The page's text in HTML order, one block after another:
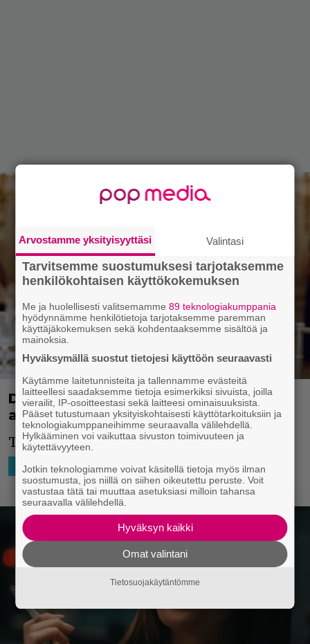
Dakota Johnson on seuraavaksi
androidi – uutta scifiä tulossa
Tämähän on lupaava uusi elokuva.
HOLLYWOOD 11.11.2025 18:33 Niko Ikonen
Arvostamme yksityisyyttäsi Valintasi
Tarvitsemme suostumuksesi tarjotaksemme
henkilökohtaisen käyttökokemuksen
Me ja huolellisesti valitsemamme89 teknologiakumppania
hyödynnämme henkilötietoja tarjotaksemme paremman
käyttäjäkokemuksen sekä kohdentaaksemme sisältöä ja
mainoksia.
Hyväksymällä suostut tietojesi käyttöön seuraavasti
Käytämme laitetunnisteita ja tallennamme evästeitä
laitteellesi saadaksemme tietoja esimerkiksi sivuista, joilla
vierailit, IP-osoitteestasi sekä laitteesi ominaisuuksista.
Pääset tutustumaan yksityiskohtaisesti käyttötarkoituksiin ja
teknologiakumppaneihimme seuraavalla välilehdellä.
Hylkääminen voi vaikuttaa sivuston toimivuuteen ja
käytettävyyteen.
Jotkin teknologiamme voivat käsitellä tietoja myös ilman
suostumusta, jos niillä on siihen oikeutettu peruste. Voit
vastustaa tätä tai muuttaa asetuksiasi milloin tahansa
seuraavalla välilehdellä.
Hyväksyn kaikki
Omat valintani
Tietosuojakäytäntömme